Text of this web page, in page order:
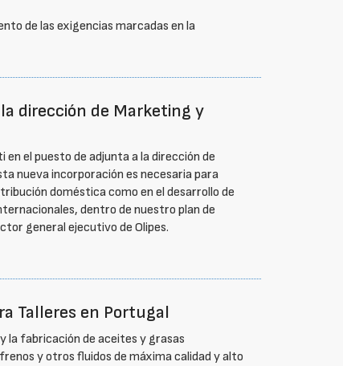
de las exigencias marcadas en la
dirección de Marketing y
el puesto de adjunta a la dirección de
nueva incorporación es necesaria para
doméstica como en el desarrollo de
dentro de nuestro plan de
general ejecutivo de Olipes.
Talleres en Portugal
la fabricación de aceites y grasas
y otros fluidos de máxima calidad y alto